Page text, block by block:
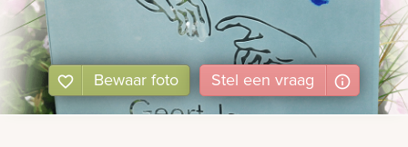
Bewaar foto Stel een vraag